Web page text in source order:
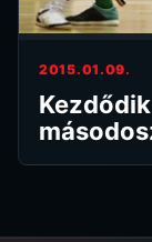
2015.01.09.